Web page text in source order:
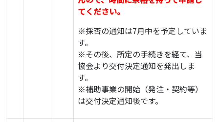
てください。
※採否の通知は7月中を予定していま
す。
※その後、所定の手続きを経て、当
協会より交付決定通知を発出しま
す。
※補助事業の開始（発注・契約等）
は交付決定通知後です。